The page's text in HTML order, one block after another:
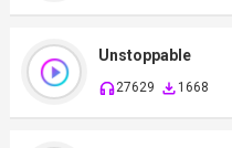
Unstoppable
27629 1668